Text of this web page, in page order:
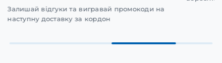
Залишай відгуки та вигравай промокоди на
наступну доставку за кордон